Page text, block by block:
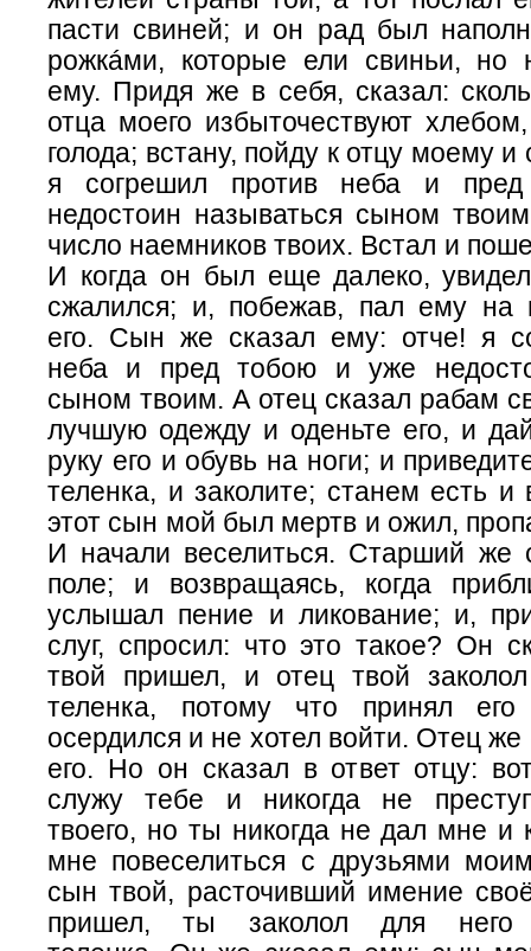
пасти свиней; и он рад был
рожкáми, которые ели свиньи, но
ему. Придя же в себя, сказал:
отца моего избыточествуют
голода; встану, пойду к отцу моему
я согрешил против неба и
недостоин называться сыном
число наемников твоих. Встал и
И когда он был еще далеко,
сжалился; и, побежав, пал ему
его. Сын же сказал ему: отче! я
неба и пред тобою и уже
сыном твоим. А отец сказал рабам
лучшую одежду и оденьте его, и
руку его и обувь на ноги; и
теленка, и заколите; станем есть и
этот сын мой был мертв и ожил,
И начали веселиться. Старший же
поле; и возвращаясь, когда
услышал пение и ликование; и,
слуг, спросил: что это такое? Он
твой пришел, и отец твой заколол
теленка, потому что принял
осердился и не хотел войти. Отец же
его. Но он сказал в ответ отцу:
служу тебе и никогда не
твоего, но ты никогда не дал мне и
мне повеселиться с друзьями
сын твой, расточивший имение
пришел, ты заколол для него